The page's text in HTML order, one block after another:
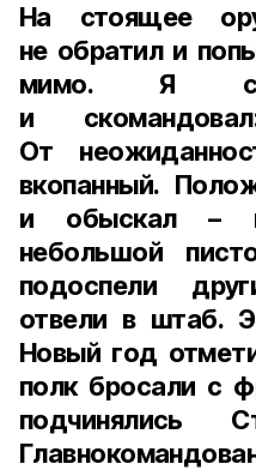
На стоящее
не обратил и
мимо. Я
и
От
вкопанный.
и обыскал –
небольшой
подоспели
отвели в штаб.
Новый год
полк бросали с
подчинялись